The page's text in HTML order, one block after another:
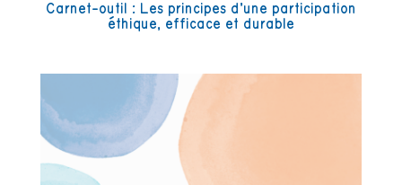
Carnet-outil : Les principes d’une participation
éthique, efficace et durable